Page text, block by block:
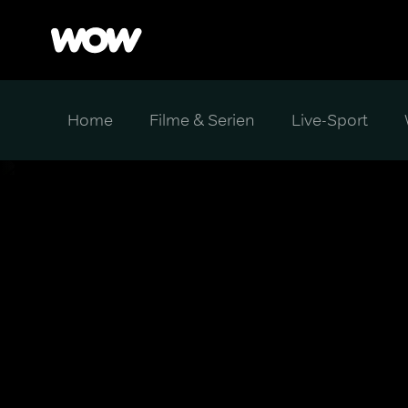
Home Filme & Serien Live-Sport